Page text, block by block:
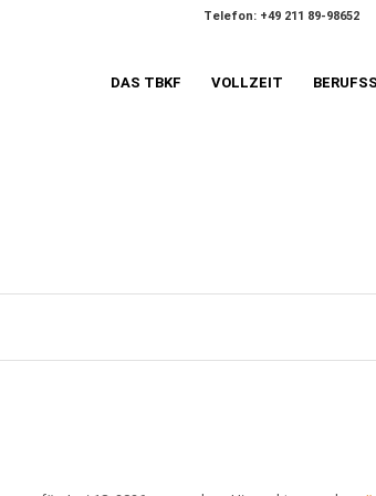
Telefon: +49 211 89-98652
DAS TBKF VOLLZEIT